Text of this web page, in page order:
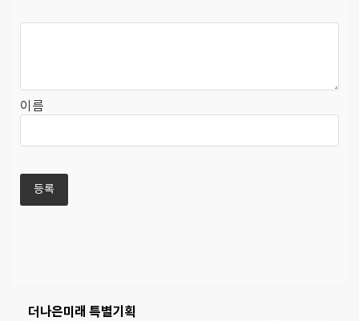
이름
더나은미래 특별기획